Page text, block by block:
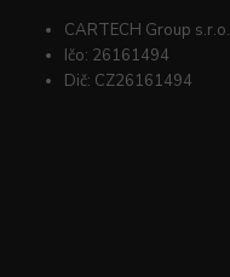
CARTECH Group s.r.o.
Ičo: 26161494
Dič: CZ26161494